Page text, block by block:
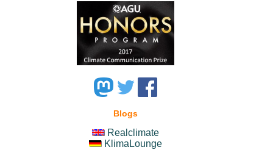
Blogs
Realclimate
KlimaLounge